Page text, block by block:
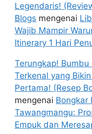
Legendaris!
Blogs mengenai
Wajib Mampir
Itinerary 1 Hari
Terungkap!
Terkenal yang
Pertama! (Resep
mengenai Bongkar
Tawangmangu:
Empuk dan